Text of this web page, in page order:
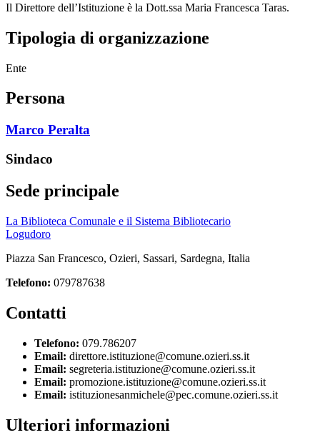
Il Direttore dell’Istituzione è la Dott.ssa Maria Francesca Taras.
Tipologia di organizzazione
Ente
Persona
Marco Peralta
Sindaco
Sede principale
La Biblioteca Comunale e il Sistema Bibliotecario
Logudoro
Piazza San Francesco, Ozieri, Sassari, Sardegna, Italia
Telefono: 079787638
Contatti
Telefono: 079.786207
Email: direttore.istituzione@comune.ozieri.ss.it
Email: segreteria.istituzione@comune.ozieri.ss.it
Email: promozione.istituzione@comune.ozieri.ss.it
Email: istituzionesanmichele@pec.comune.ozieri.ss.it
Ulteriori informazioni